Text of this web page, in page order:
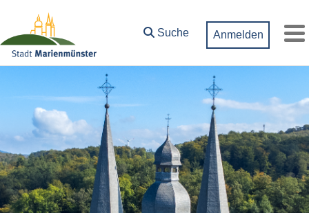
Zum Hauptinhalt springen
Suche
Anmelden